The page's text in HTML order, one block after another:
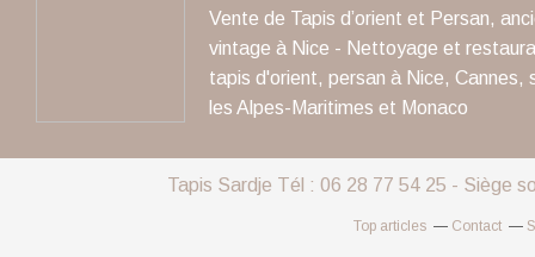
Vente de Tapis d’orient et Persan,
vintage à Nice - Nettoyage et
tapis d'orient, persan à Nice, Cannes,
les Alpes-Maritimes et Monaco
Tapis Sardje Tél : 06 28 77 54 25 - Siège
Top articles Contact